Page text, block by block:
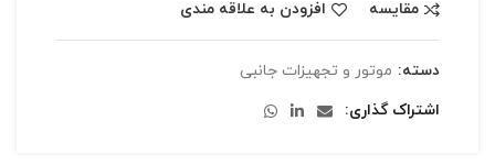
مقایسه افزودن به علاقه مندی
دسته: موتور و تجهیزات جانبی
اشتراک گذاری